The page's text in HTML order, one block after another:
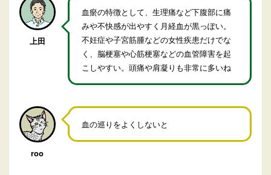
上田
血瘀の特徴として、生理痛など下腹部に痛
みや不快感が出やすく月経血が黒っぽい。
不妊症や子宮筋腫などの女性疾患だけでな
く、脳梗塞や心筋梗塞などの血管障害を起
こしやすい。頭痛や肩凝りも非常に多いね
roo
血の巡りをよくしないと